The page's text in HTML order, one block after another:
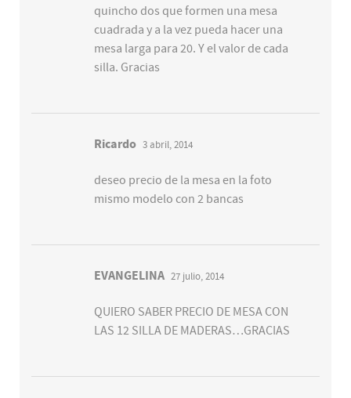
quincho dos que formen una mesa
cuadrada y a la vez pueda hacer una
mesa larga para 20. Y el valor de cada
silla. Gracias
Ricardo 3 abril, 2014
deseo precio de la mesa en la foto
mismo modelo con 2 bancas
EVANGELINA 27 julio, 2014
QUIERO SABER PRECIO DE MESA CON
LAS 12 SILLA DE MADERAS…GRACIAS